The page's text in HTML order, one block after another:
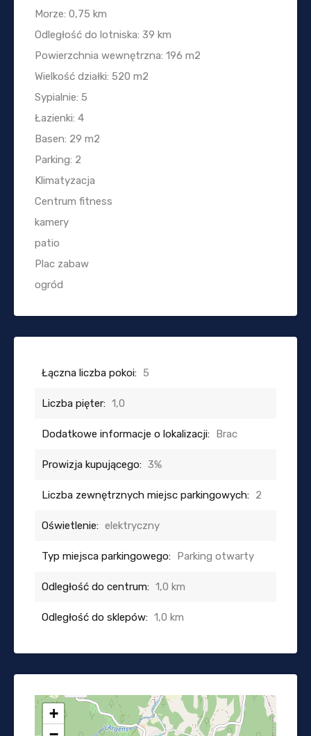
Morze: 0,75 km
Odległość do lotniska: 39 km
Powierzchnia wewnętrzna: 196 m2
Wielkość działki: 520 m2
Sypialnie: 5
Łazienki: 4
Basen: 29 m2
Parking: 2
Klimatyzacja
Centrum fitness
kamery
patio
Plac zabaw
ogród
Łączna liczba pokoi: 5
Liczba pięter: 1,0
Dodatkowe informacje o lokalizacji: Brac
Prowizja kupującego: 3%
Liczba zewnętrznych miejsc parkingowych: 2
Oświetlenie: elektryczny
Typ miejsca parkingowego: Parking otwarty
Odległość do centrum: 1,0 km
Odległość do sklepów: 1,0 km
+